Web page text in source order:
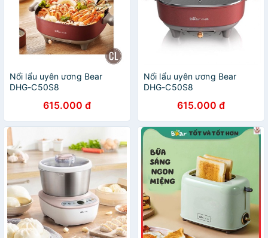
Nổi lẩu uyên ương Bear
DHG-C50S8
615.000 đ
Nổi lẩu uyên ương Bear
DHG-C50S8
615.000 đ